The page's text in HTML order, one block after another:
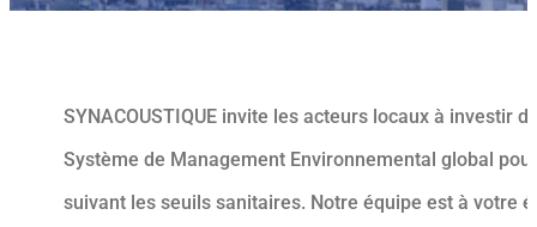
SYNACOUSTIQUE invite les acteurs locaux à investir
Système de Management Environnemental global
suivant les seuils sanitaires. Notre équipe est à votre